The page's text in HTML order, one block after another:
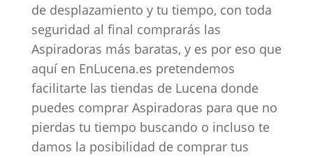
de desplazamiento y tu tiempo, con toda
seguridad al final comprarás las
Aspiradoras más baratas, y es por eso que
aquí en EnLucena.es pretendemos
facilitarte las tiendas de Lucena donde
puedes comprar Aspiradoras para que no
pierdas tu tiempo buscando o incluso te
damos la posibilidad de comprar tus